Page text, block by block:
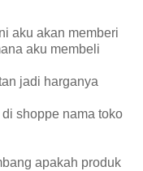
aku akan memberi
aku membeli
jadi harganya
shoppe nama toko
apakah produk